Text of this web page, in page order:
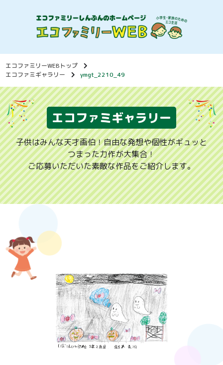
エコファミリーWEBトップ
エコファミギャラリー
ymgt_2210_49
エコファミギャラリー
子供はみんな天才画伯！自由な発想や個性がギュッと
つまった力作が大集合！
ご応募いただいた素敵な作品をご紹介します。